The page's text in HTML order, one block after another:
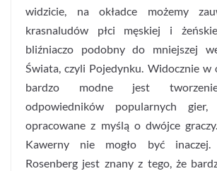
widzicie, na okładce możemy
krasnaludów płci męskiej i
bliźniaczo podobny do mniejszej
Świata, czyli Pojedynku. Widocznie w
bardzo modne jest
odpowiedników popularnych gier,
opracowane z myślą o dwójce
Kawerny nie mogło być
Rosenberg jest znany z tego, że